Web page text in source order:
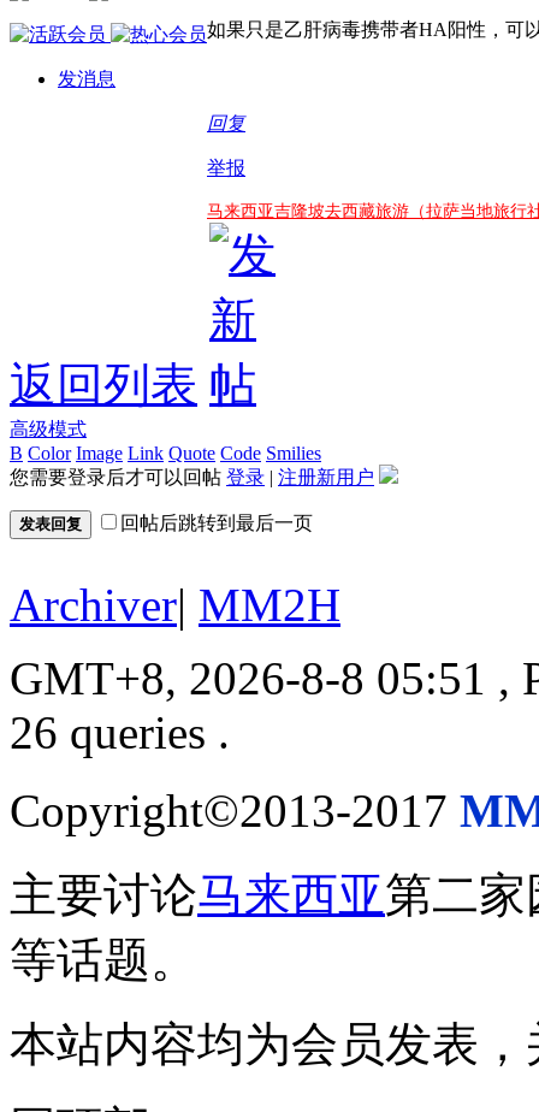
发消息
如果只是乙肝病毒携带者HA阳性，可
回复
举报
马来西亚吉隆坡去西藏旅游（拉萨当地旅行
返回列表
高级模式
B Color Image Link Quote Code Smilies
您需要登录后才可以回帖 登录 | 注册新用户
发表回复 回帖后跳转到最后一页
Archiver| MM2H
GMT+8, 2026-8-8 05:51 ,
26 queries .
Copyright©2013-2017
主要讨论马来西亚第二
等话题。
本站内容均为会员发表